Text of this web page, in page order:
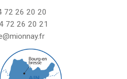
72 26 20 20
72 26 20 21